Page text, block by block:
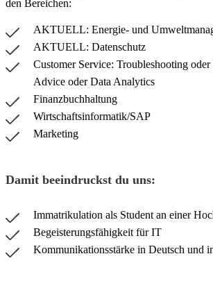
den Bereichen:
AKTUELL: Energie- und
AKTUELL: Datenschutz
Customer Service: Troubleshooting
Advice oder Data Analytics
Finanzbuchhaltung
Wirtschaftsinformatik/SAP
Marketing
Damit beeindruckst du uns:
Immatrikulation als Student an einer
Begeisterungsfähigkeit für IT
Kommunikationsstärke in Deutsch und